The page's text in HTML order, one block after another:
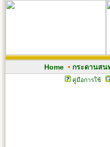
Home• กระดานสน
คู่มือการใช้